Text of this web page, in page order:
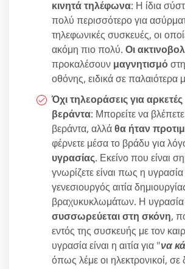
κινητά τηλέφωνα: Η ίδια
πολύ περισσότερο για
τηλεφωνικές συσκευές, οι
ακόμη πιο πολύ. Οι
προκαλέσουν μαγνητισμό
οθόνης, ειδικά σε παλαιότερα
Όχι τηλεοράσεις για
βεράντα: Μπορείτε να
βεράντα, αλλάθα ήταν
φέρνετε μέσα το βράδυ για
υγρασίας. Εκείνο που είναι
γνωρίζετε είναι πως η υγρασία
γενεσιουργός αιτία
βραχυκυκλωμάτων. Η υγρασία
συσσωρεύεται στη σκόνη,
εντός της συσκευής με τον
υγρασία είναι η αιτία για "να
όπως λέμε οι ηλεκτρονικοί, σε